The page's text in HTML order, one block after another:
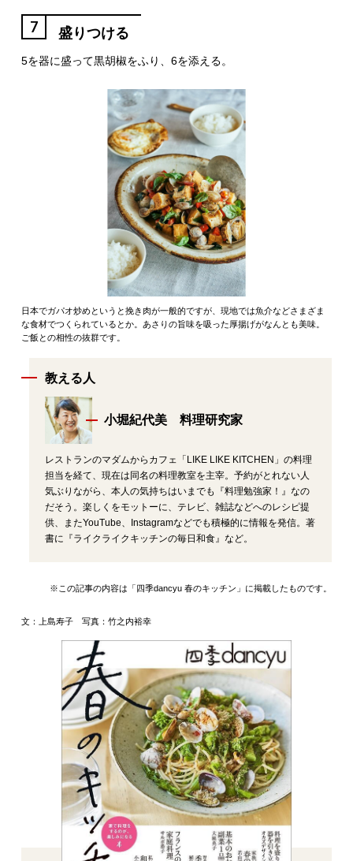
7 盛りつける
5を器に盛って黒胡椒をふり、6を添える。
日本でガパオ炒めというと挽き肉が一般的ですが、現地では魚介などさまざま
な食材でつくられているとか。あさりの旨味を吸った厚揚げがなんとも美味。
ご飯との相性の抜群です。
教える人
小堀紀代美 料理研究家
レストランのマダムからカフェ「LIKE LIKE KITCHEN」の料理
担当を経て、現在は同名の料理教室を主宰。予約がとれない人
気ぶりながら、本人の気持ちはいまでも『料理勉強家！』なの
だそう。楽しくをモットーに、テレビ、雑誌などへのレシピ提
供、またYouTube、Instagramなどでも積極的に情報を発信。著
書に『ライクライクキッチンの毎日和食』など。
※この記事の内容は「四季dancyu 春のキッチン」に掲載したものです。
文：上島寿子 写真：竹之内裕幸